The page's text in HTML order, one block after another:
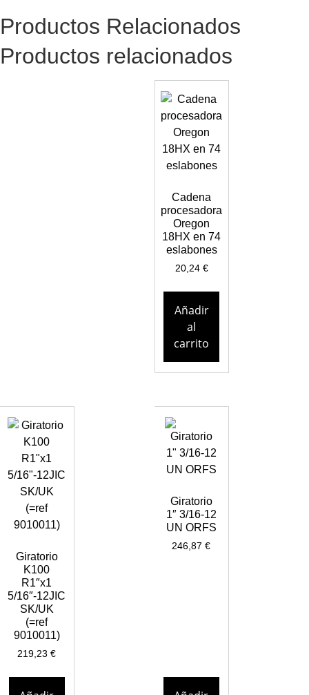
Productos Relacionados
Productos relacionados
Cadena
procesadora
Oregon
18HX en 74
eslabones
20,24 €
Añadir
al
carrito
Giratorio
K100
R1″x1
5/16″-12JIC
SK/UK
(=ref
9010011)
219,23€
Giratorio
1″ 3/16-12
UN ORFS
246,87€